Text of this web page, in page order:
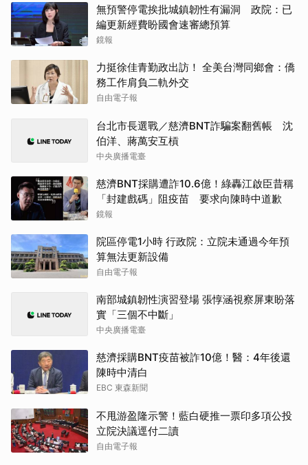
無預警停電挨批城鎮韌性有漏洞 政院：已
編更新經費盼國會速審總預算
鏡報
力挺徐佳青勤政出訪！ 全美台灣同鄉會：僑
務工作肩負二軌外交
自由電子報
台北市長選戰／慈濟BNT詐騙案翻舊帳 沈
伯洋、蔣萬安互槓
中央廣播電臺
慈濟BNT採購遭詐10.6億！綠轟江啟臣昔稱
「封建戲碼」阻疫苗 要求向陳時中道歉
鏡報
院區停電1小時 行政院：立院未通過今年預
算無法更新設備
自由電子報
南部城鎮韌性演習登場 張惇涵視察屏東盼落
實「三個不中斷」
中央廣播電臺
慈濟採購BNT疫苗被詐10億！醫：4年後還
陳時中清白
EBC 東森新聞
不甩游盈隆示警！藍白硬推一票印多項公投
立院決議逕付二讀
自由電子報